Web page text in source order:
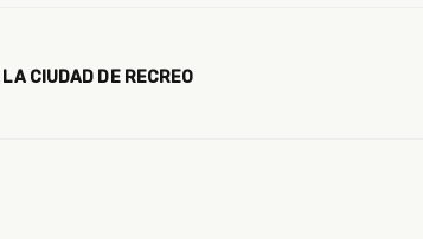
CIUDAD DE RECREO